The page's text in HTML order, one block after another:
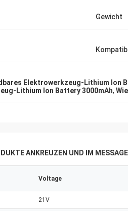
Gewicht
Elektrowerkzeug-Lithium Ion
Lithium Ion Battery 3000mAh,
ANKREUZEN UND IM
Voltage
21V